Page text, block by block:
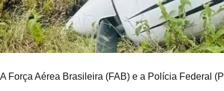
A Força Aérea Brasileira (FAB) e a Polícia Federal